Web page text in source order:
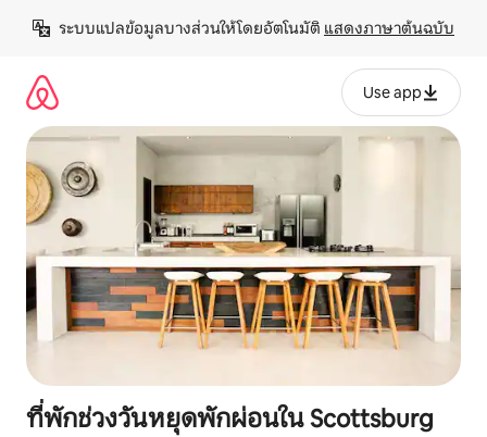
เนื้อหา
ระบบแปลข้อมูลบางส่วนให้โดยอัตโนมัติ แสดงภาษาต้นฉบับ
Use app
ที่พักช่วงวันหยุดพักผ่อนใน Scottsburg